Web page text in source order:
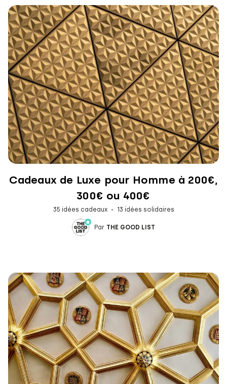
Cadeaux de Luxe pour Homme à 200€,
300€ ou 400€
35 idées cadeaux 13 idées solidaires
Par THE GOOD LIST